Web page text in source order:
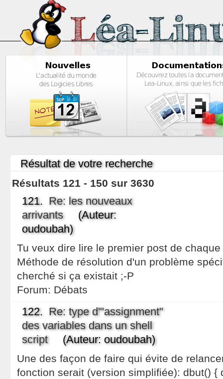
Résultat de votre recherche
Résultats 121 - 150 sur 3630
121. Re: les nouveaux
arrivants
(Auteur:
oudoubah)
Tu veux dire lire le premier post de
Méthode de résolution d'un problème
cherché si ça existait ;-P
Forum: Débats
122. Re: type d'"assignment"
des variables dans un shell
script(Auteur: oudoubah)
Une des façon de faire qui évite de
fonction serait (version simplifiée): dbut() {